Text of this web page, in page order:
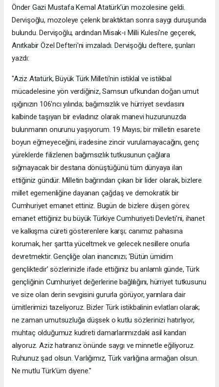
Önder Gazi Mustafa Kemal Atatürk’ün mozolesine geldi.
Dervişoğlu, mozoleye çelenk bıraktıktan sonra saygı duruşunda
bulundu. Dervişoğlu, ardından Misak-ı Milli Kulesi'ne geçerek,
Anıtkabir Özel Defteri'ni imzaladı. Dervişoğlu deftere, şunları
yazdı:
"Aziz Atatürk, Büyük Türk Milleti’nin istiklal ve istikbal
mücadelesine yön verdiğiniz, Samsun ufkundan doğan umut
ışığınızın 106'ncı yılında; bağımsızlık ve hürriyet sevdasını
kalbinde taşıyan bir evladınız olarak manevi huzurunuzda
bulunmanın onurunu yaşıyorum. 19 Mayıs; bir milletin esarete
boyun eğmeyeceğini, iradesine zincir vurulamayacağını, genç
yüreklerde filizlenen bağımsızlık tutkusunun çağlara
sığmayacak bir destana dönüştüğünü tüm dünyaya ilan
ettiğiniz gündür. Milletin bağrından çıkan bir lider olarak, bizlere
millet egemenliğine dayanan çağdaş ve demokratik bir
Cumhuriyet emanet ettiniz. Bugün de bizlere düşen görev,
emanet ettiğiniz bu büyük Türkiye Cumhuriyeti Devleti’ni, ihanet
ve kalkışma cüreti gösterenlere karşı; canımız pahasına
korumak, her şartta yüceltmek ve gelecek nesillere onurla
devretmektir. Gençliğe olan inancınızı; ‘Bütün ümidim
gençliktedir’ sözlerinizle ifade ettiğiniz bu anlamlı günde, Türk
gençliğinin Cumhuriyet değerlerine bağlılığını, hürriyet tutkusunu
ve size olan derin sevgisini gururla görüyor, yarınlara dair
ümitlerimizi tazeliyoruz. Bizler Türk istikbalinin evlatları olarak;
ne zaman umutsuzluğa düşsek o kutlu sözlerinizi hatırlıyor,
muhtaç olduğumuz kudreti damarlarımızdaki asil kandan
alıyoruz. Aziz hatıranız önünde saygı ve minnetle eğiliyoruz.
Ruhunuz şad olsun. Varlığımız, Türk varlığına armağan olsun.
Ne mutlu Türk’üm diyene."